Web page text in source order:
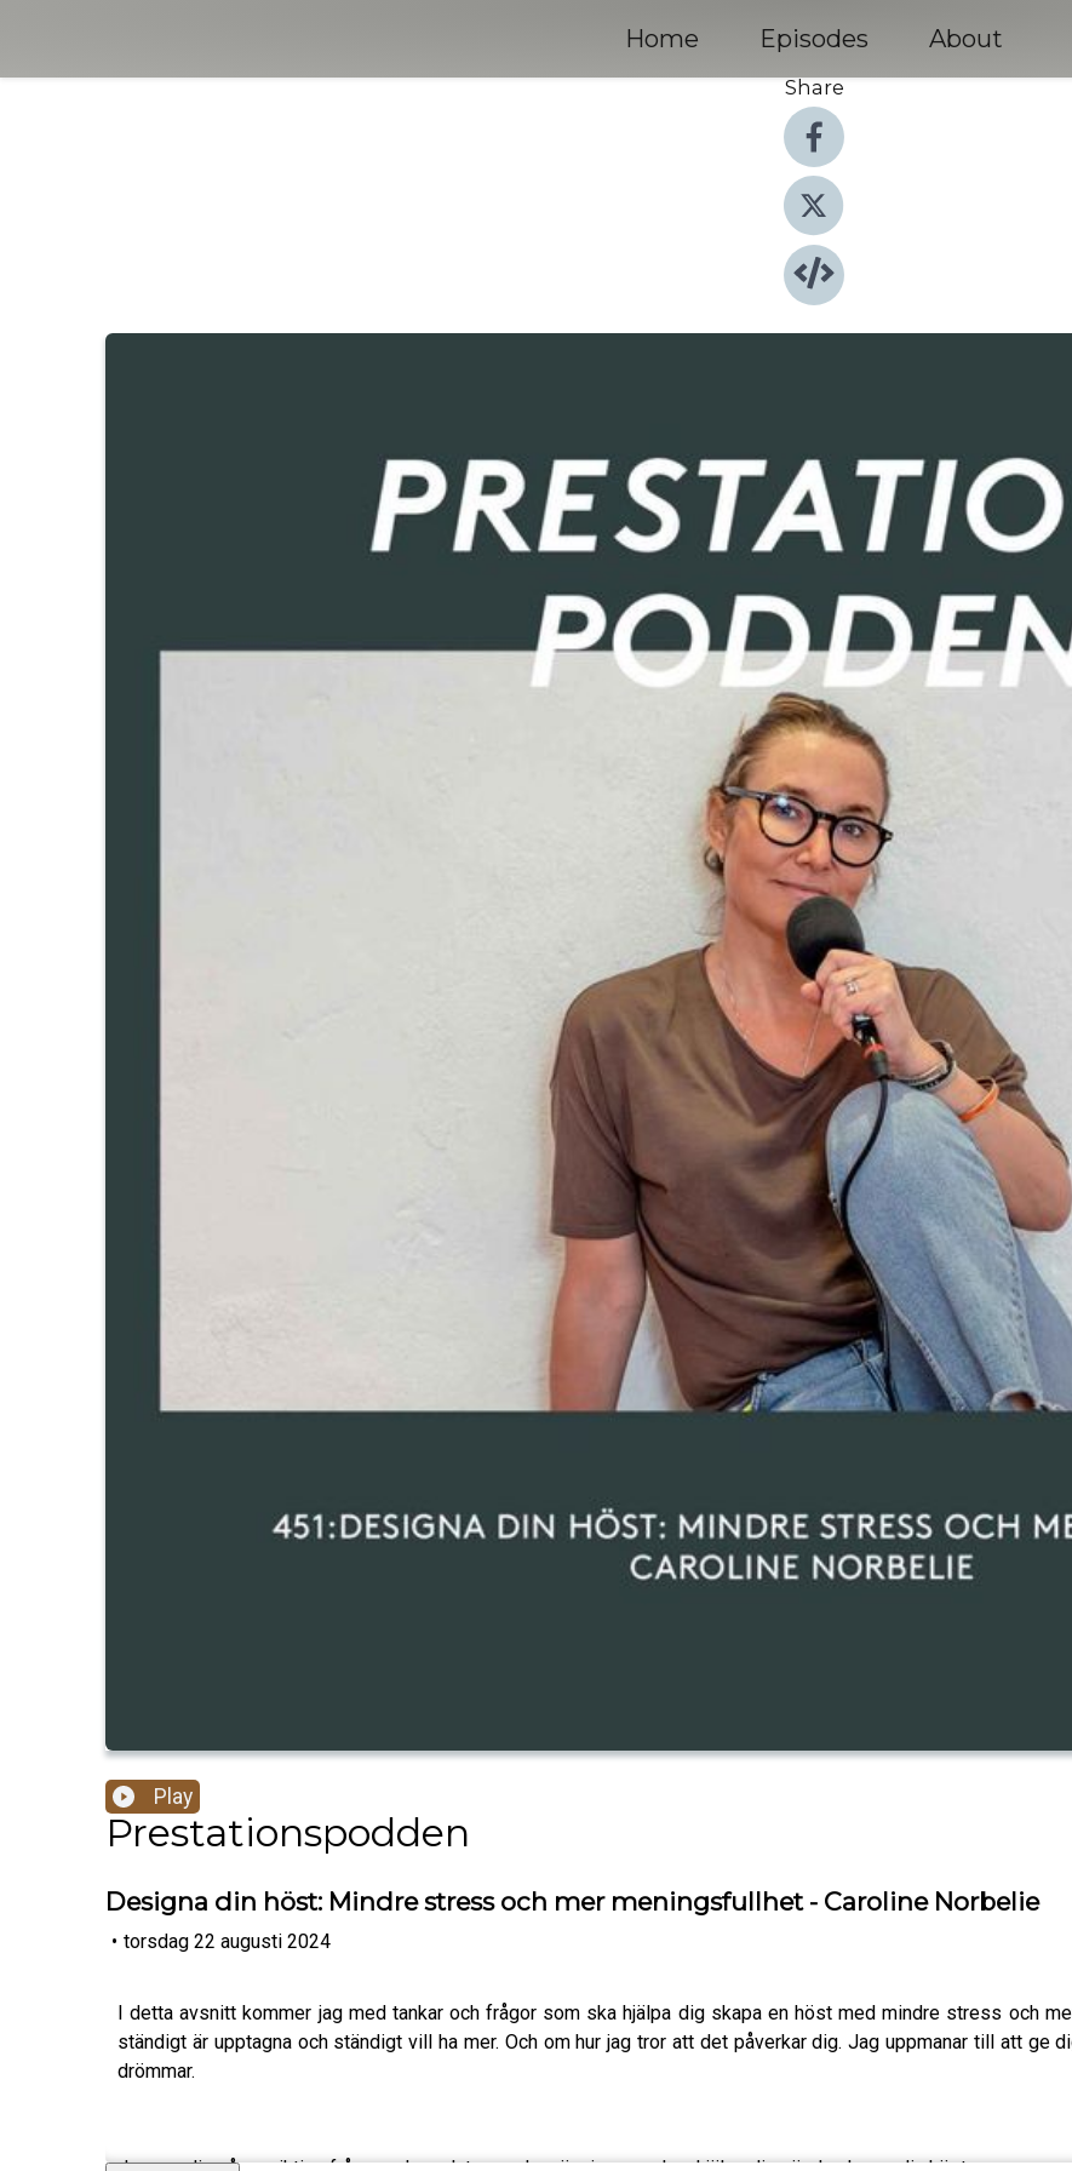
Home Episodes About
Share
Play
Prestationspodden
Designa din höst: Mindre stress och mer meningsfullhet - Caroline Norbelie
• torsdag 22 augusti 2024
I detta avsnitt kommer jag med tankar och frågor som ska hjälpa dig skapa en höst med mindre stress och
ständigt är upptagna och ständigt vill ha mer. Och om hur jag tror att det påverkar dig. Jag uppmanar till att ge
drömmar.